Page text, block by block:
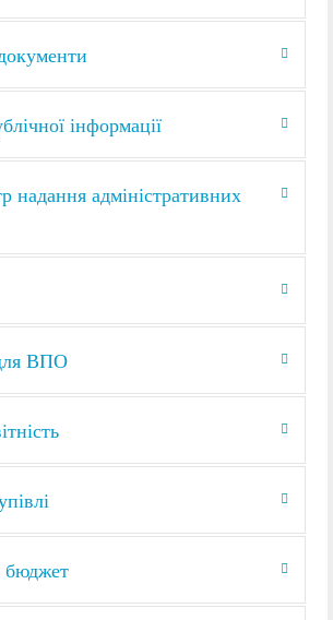
інформації
надання адміністративних
ВПО
бюджет